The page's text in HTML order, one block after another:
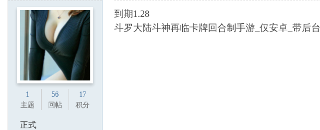
1
主题
56
回帖
17
积分
正式
到期1.28
斗罗大陆斗神再临卡牌回合制手游_仅安卓_带后台